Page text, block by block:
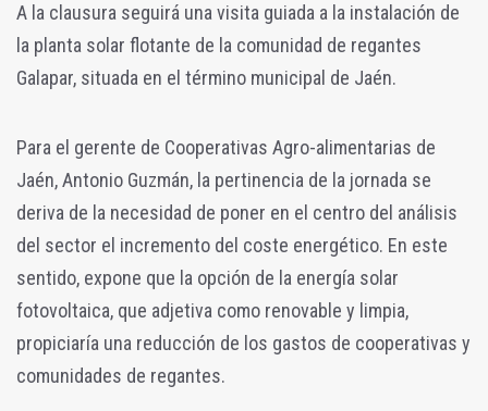
A la clausura seguirá una visita guiada a la instalación de
la planta solar flotante de la comunidad de regantes
Galapar, situada en el término municipal de Jaén.
Para el gerente de Cooperativas Agro-alimentarias de
Jaén, Antonio Guzmán, la pertinencia de la jornada se
deriva de la necesidad de poner en el centro del análisis
del sector el incremento del coste energético. En este
sentido, expone que la opción de la energía solar
fotovoltaica, que adjetiva como renovable y limpia,
propiciaría una reducción de los gastos de cooperativas y
comunidades de regantes.